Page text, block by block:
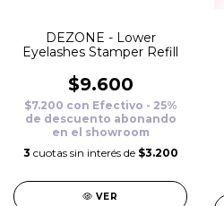
DEZONE - Lower
Eyelashes Stamper Refill
$9.600
$7.200 con Efectivo - 25%
de descuento abonando
en el showroom
3 cuotas sin interés de $3.200
VER